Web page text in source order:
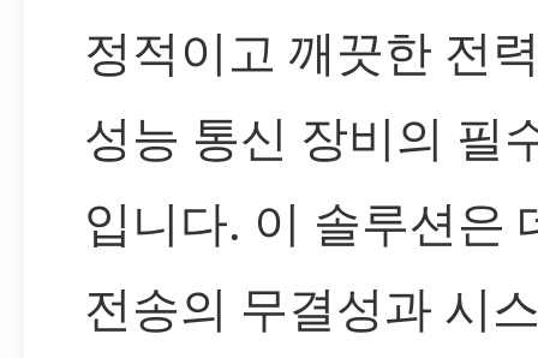
정적이고 깨끗한 전
성능 통신 장비의 필
입니다. 이 솔루션은
전송의 무결성과 시